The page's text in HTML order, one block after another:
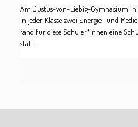
Am Justus-von-Liebig-Gymnasium in
in jeder Klasse zwei Energie- und
fand für diese Schüler*innen eine
statt.